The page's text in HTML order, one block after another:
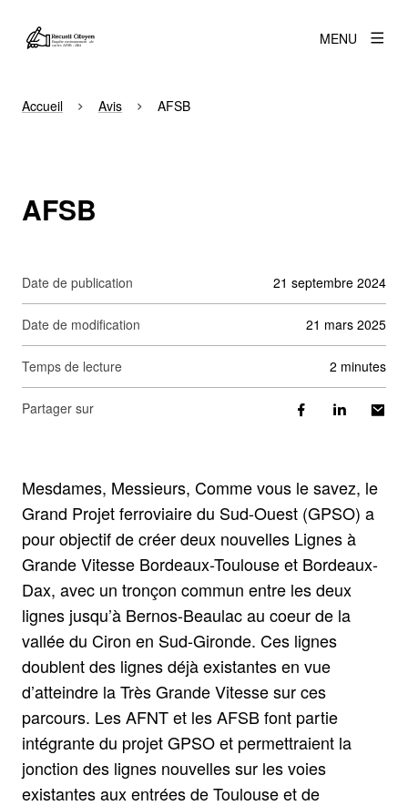
MENU
Accueil Avis AFSB
AFSB
Date de publication 21 septembre 2024
Date de modification 21 mars 2025
Temps de lecture 2 minutes
Partager sur
Mesdames, Messieurs, Comme vous le savez, le
Grand Projet ferroviaire du Sud-Ouest (GPSO) a
pour objectif de créer deux nouvelles Lignes à
Grande Vitesse Bordeaux-Toulouse et Bordeaux-
Dax, avec un tronçon commun entre les deux
lignes jusqu’à Bernos-Beaulac au coeur de la
vallée du Ciron en Sud-Gironde. Ces lignes
doublent des lignes déjà existantes en vue
d’atteindre la Très Grande Vitesse sur ces
parcours. Les AFNT et les AFSB font partie
intégrante du projet GPSO et permettraient la
jonction des lignes nouvelles sur les voies
existantes aux entrées de Toulouse et de